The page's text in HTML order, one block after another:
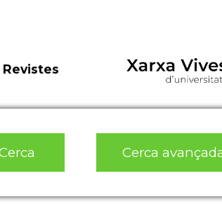
Revistes
Cerca